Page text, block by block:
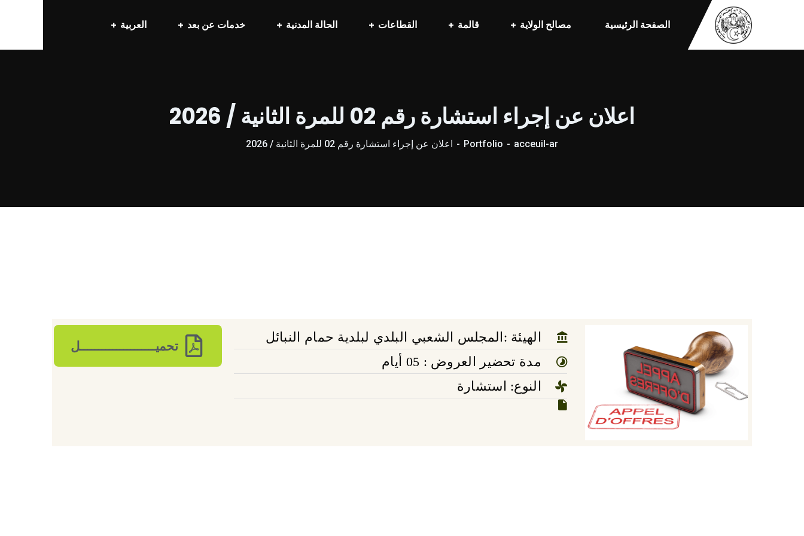
الصفحة الرئيسية مصالح الولاية قالمة القطاعات الحالة المدنية خدمات عن بعد العربية
اعلان عن إجراء استشارة رقم 02 للمرة الثانية / 2026
acceuil-ar
Portfolio اعلان عن إجراء استشارة رقم 02 للمرة الثانية / 2026
الهيئة :المجلس الشعبي البلدي لبلدية حمام النبائل
مدة تحضير العروض : 05 أيام
النوع: استشارة
تحميـــــــــــــــــــــل